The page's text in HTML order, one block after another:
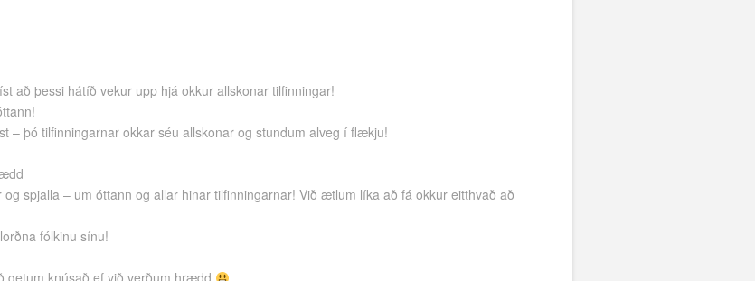
að þessi hátíð vekur upp hjá okkur allskonar tilfinningar!
– þó tilfinningarnar okkar séu allskonar og stundum alveg í flækju!
spjalla – um óttann og allar hinar tilfinningarnar! Við ætlum líka að fá okkur eitthvað að
fólkinu sínu!